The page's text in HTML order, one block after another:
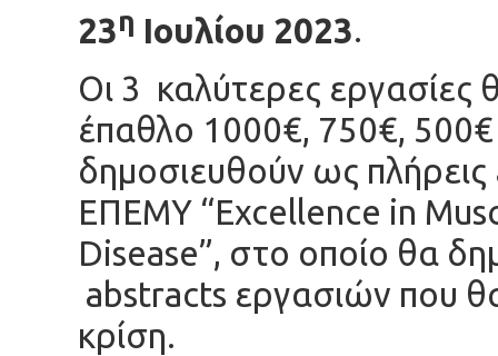
23η Ιουλίου 2023.
Οι 3 καλύτερες εργασίες
έπαθλο 1000€, 750€, 500€
δημοσιευθούν ως πλήρεις
ΕΠΕΜΥ “Excellence in
Disease”, στο οποίο θα
abstracts εργασιών που
κρίση.